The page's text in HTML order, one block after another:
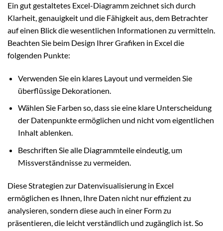
Ein gut gestaltetes Excel-Diagramm zeichnet sich durch
Klarheit, genauigkeit und die Fähigkeit aus, dem Betrachter
auf einen Blick die wesentlichen Informationen zu vermitteln.
Beachten Sie beim Design Ihrer Grafiken in Excel die
folgenden Punkte:
Verwenden Sie ein klares Layout und vermeiden Sie
überflüssige Dekorationen.
Wählen Sie Farben so, dass sie eine klare Unterscheidung
der Datenpunkte ermöglichen und nicht vom eigentlichen
Inhalt ablenken.
Beschriften Sie alle Diagrammteile eindeutig, um
Missverständnisse zu vermeiden.
Diese Strategien zur Datenvisualisierung in Excel
ermöglichen es Ihnen, Ihre Daten nicht nur effizient zu
analysieren, sondern diese auch in einer Form zu
präsentieren, die leicht verständlich und zugänglich ist. So